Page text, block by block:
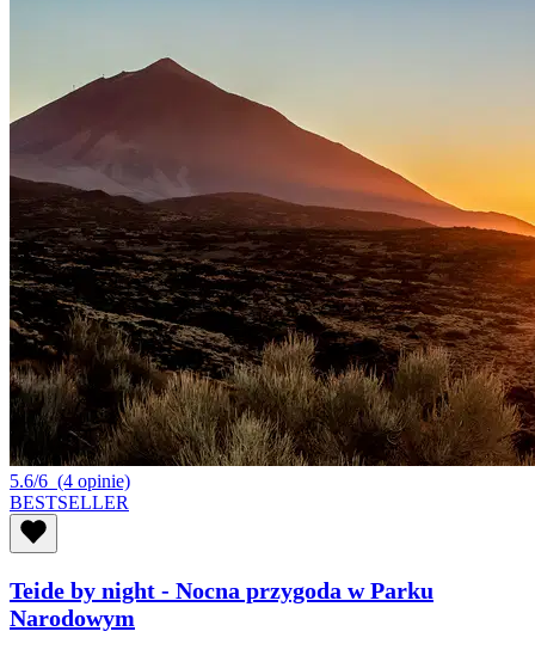
5.6/6 (4 opinie)
BESTSELLER
Teide by night - Nocna przygoda w Parku
Narodowym